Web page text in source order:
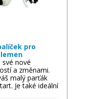
pro
nové
a změnami.
malý parťák
Je také ideální